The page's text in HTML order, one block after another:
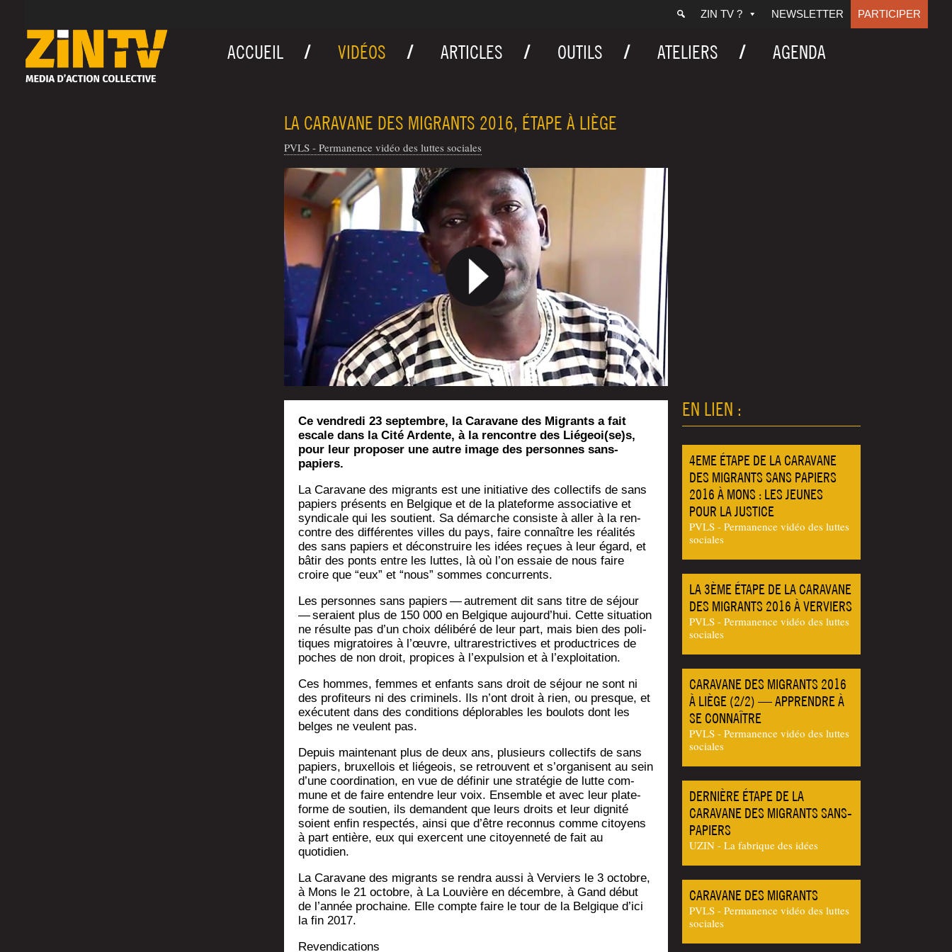
ZIN TV ? NEWSLETTER PARTICIPER
ACCUEIL VIDÉOS ARTICLES OUTILS ATELIERS AGENDA
LA CARAVANE DES MIGRANTS 2016, ÉTAPE À LIÈGE
PVLS - Permanence vidéo des luttes sociales
Ce vendredi 23 septembre, la Caravane des Migrants a fait
escale dans la Cité Ardente, à la rencontre des Liégeoi(se)s,
pour leur proposer une autre image des personnes sans-
papiers.
La Cara­vane des migrants est une ini­tia­tive des col­lec­tifs de sans
papiers pré­sents en Bel­gique et de la pla­te­forme asso­cia­tive et
syn­di­cale qui les sou­tient. Sa démarche consiste à aller à la ren­
contre des dif­fé­rentes villes du pays, faire connaître les réa­li­tés
des sans papiers et décons­truire les idées reçues à leur égard, et
bâtir des ponts entre les luttes, là où l’on essaie de nous faire
croire que “eux” et “nous” sommes concurrents.
Les per­sonnes sans papiers — autre­ment dit sans titre de séjour
— seraient plus de 150 000 en Bel­gique aujourd’­hui. Cette situa­tion
ne résulte pas d’un choix déli­bé­ré de leur part, mais bien des poli­
tiques migra­toires à l’œuvre, ultra­res­tric­tives et pro­duc­trices de
poches de non droit, pro­pices à l’ex­pul­sion et à l’exploitation.
Ces hommes, femmes et enfants sans droit de séjour ne sont ni
des pro­fi­teurs ni des cri­mi­nels. Ils n’ont droit à rien, ou presque, et
exé­cutent dans des condi­tions déplo­rables les bou­lots dont les
belges ne veulent pas.
Depuis main­te­nant plus de deux ans, plu­sieurs col­lec­tifs de sans
papiers, bruxel­lois et lié­geois, se retrouvent et s’or­ga­nisent au sein
d’une coor­di­na­tion, en vue de défi­nir une stra­té­gie de lutte com­
mune et de faire entendre leur voix. Ensemble et avec leur pla­te­
forme de sou­tien, ils demandent que leurs droits et leur digni­té
soient enfin res­pec­tés, ain­si que d’être recon­nus comme citoyens
à part entière, eux qui exercent une citoyen­ne­té de fait au
quotidien.
La Cara­vane des migrants se ren­dra aus­si à Ver­viers le 3 octobre,
à Mons le 21 octobre, à La Lou­vière en décembre, à Gand début
de l’an­née pro­chaine. Elle compte faire le tour de la Bel­gique d’i­ci
la fin 2017.
Reven­di­ca­tions
EN LIEN :
4EME ÉTAPE DE LA CARAVANE
DES MIGRANTS SANS PAPIERS
2016 À MONS : LES JEUNES
POUR LA JUSTICE
PVLS - Permanence vidéo des luttes
sociales
LA 3ÈME ÉTAPE DE LA CARAVANE
DES MIGRANTS 2016 À VERVIERS
PVLS - Permanence vidéo des luttes
sociales
CARAVANE DES MIGRANTS 2016
À LIÈGE (2/2) — APPRENDRE À
SE CONNAÎTRE
PVLS - Permanence vidéo des luttes
sociales
DERNIÈRE ÉTAPE DE LA
CARAVANE DES MIGRANTS SANS-
PAPIERS
UZIN - La fabrique des idées
CARAVANE DES MIGRANTS
PVLS - Permanence vidéo des luttes
sociales